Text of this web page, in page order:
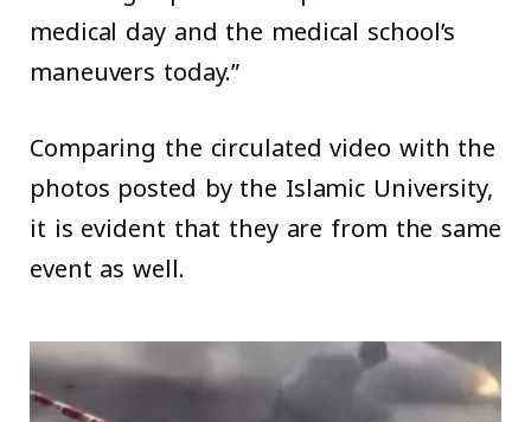
medical day and the medical school’s
maneuvers today.”
Comparing the circulated video with the
photos posted by the Islamic University,
it is evident that they are from the same
event as well.